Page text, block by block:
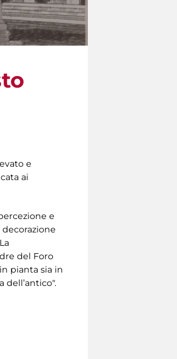
e
ai
e
del Foro
pianta sia in
dell’antico".